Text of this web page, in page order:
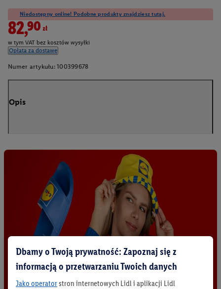
Niedostępny online! Podobne produkty znajdziesz tutaj.
82,90zł
w tym VAT bez kosztów wysyłki
Opłata za dostawę
Numer artykułu: 100399678
Opis
Dbamy o Twoją prywatność: Zapoznaj się z
informacją o przetwarzaniu Twoich danych
Jako operatorstron internetowych Lidl i aplikacji Lidl